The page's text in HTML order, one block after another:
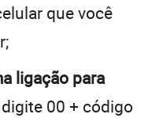
que você
ligação para
digite 00 + código